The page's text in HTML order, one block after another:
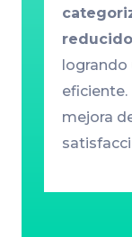
eficiente.
mejora